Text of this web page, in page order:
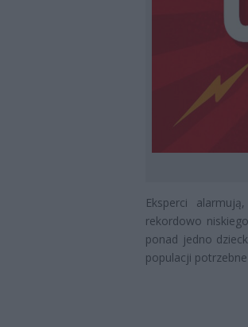
Eksperci
rekordowo
ponad jedno
populacji